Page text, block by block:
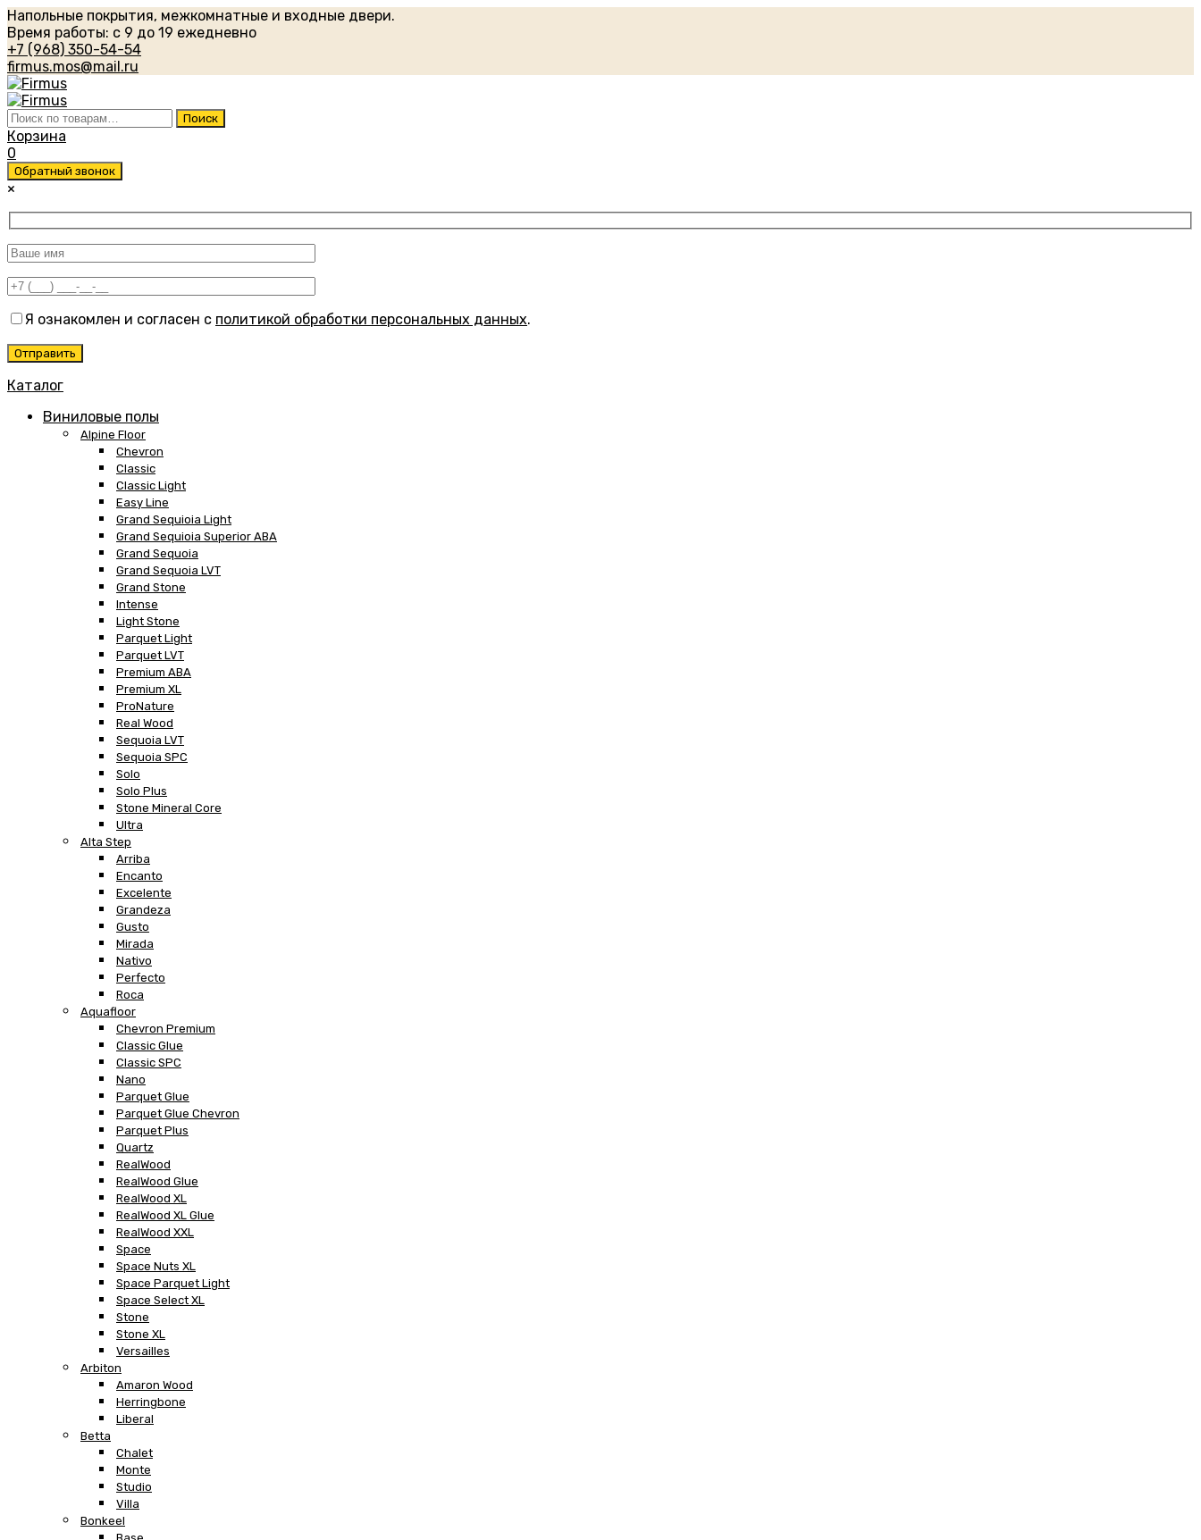
Напольные покрытия, межкомнатные и входные двери.
Время работы: с 9 до 19 ежедневно
+7 (968) 350-54-54
firmus.mos@mail.ru
Искать: Поиск
Корзина
0
Обратный звонок
×
Я ознакомлен и согласен с политикой обработки персональных данных.
Каталог
Виниловые полы
Alpine Floor
Chevron
Classic
Classic Light
Easy Line
Grand Sequioia Light
Grand Sequioia Superior ABA
Grand Sequoia
Grand Sequoia LVT
Grand Stone
Intense
Light Stone
Parquet Light
Parquet LVT
Premium ABA
Premium XL
ProNature
Real Wood
Sequoia LVT
Sequoia SPC
Solo
Solo Plus
Stone Mineral Core
Ultra
Alta Step
Arriba
Encanto
Excelente
Grandeza
Gusto
Mirada
Nativo
Perfecto
Roca
Aquafloor
Chevron Premium
Classic Glue
Classic SPC
Nano
Parquet Glue
Parquet Glue Chevron
Parquet Plus
Quartz
RealWood
RealWood Glue
RealWood XL
RealWood XL Glue
RealWood XXL
Space
Space Nuts XL
Space Parquet Light
Space Select XL
Stone
Stone XL
Versailles
Arbiton
Amaron Wood
Herringbone
Liberal
Betta
Chalet
Monte
Studio
Villa
Bonkeel